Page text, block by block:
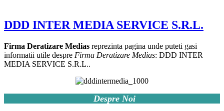
DDD INTER MEDIA SERVICE S.R.L.
Firma Deratizare Medias reprezinta pagina unde puteti gasi
informatii utile despre Firma Deratizare Medias: DDD INTER
MEDIA SERVICE S.R.L..
Despre Noi